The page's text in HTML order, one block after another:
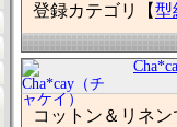
登録カテゴリ【型
コットン＆リネ